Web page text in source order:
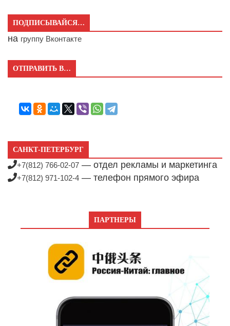
ПОДПИСЫВАЙСЯ…
на группу Вконтакте
ОТПРАВИТЬ В…
САНКТ-ПЕТЕРБУРГ
+7(812) 766-02-07 — отдел рекламы и маркетинга
+7(812) 971-102-4 — телефон прямого эфира
ПАРТНЕРЫ